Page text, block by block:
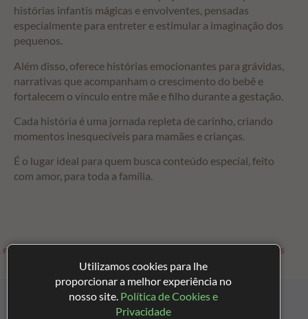
histórias infantis mágicas e envolventes, pensadas
especialmente para entreter e estimular a imaginação dos
pequenos.
Além disso, oferece histórias emocionantes para grávidas,
narrativas que acompanham o crescimento do bebê e
fortalecem o vínculo entre mãe e filho durante a gestação.
Cada história é uma jornada repleta de carinho, criando
momentos inesquecíveis para mamães e crianças.
É o lugar ideal para quem busca conteúdo especial, feito
com amor, para toda a família.
Utilizamos cookies para lhe
proporcionar a melhor experiência no
nosso site. Política de Cookies e
Privacidade